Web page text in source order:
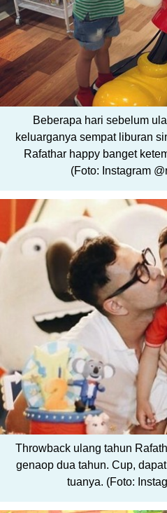
Beberapa hari sebelum
keluarganya sempat liburan
Rafathar happy banget
(Foto: Instagram
Throwback ulang tahun
genaop dua tahun. Cup,
tuanya. (Foto: